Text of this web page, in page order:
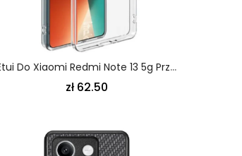
Etui Do Xiaomi Redmi Note 13 5g Przezroczysty Imak
zł 62.50